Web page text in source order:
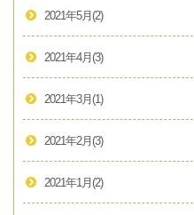
2021年5月 (2)
2021年4月 (3)
2021年3月 (1)
2021年2月 (3)
2021年1月 (2)